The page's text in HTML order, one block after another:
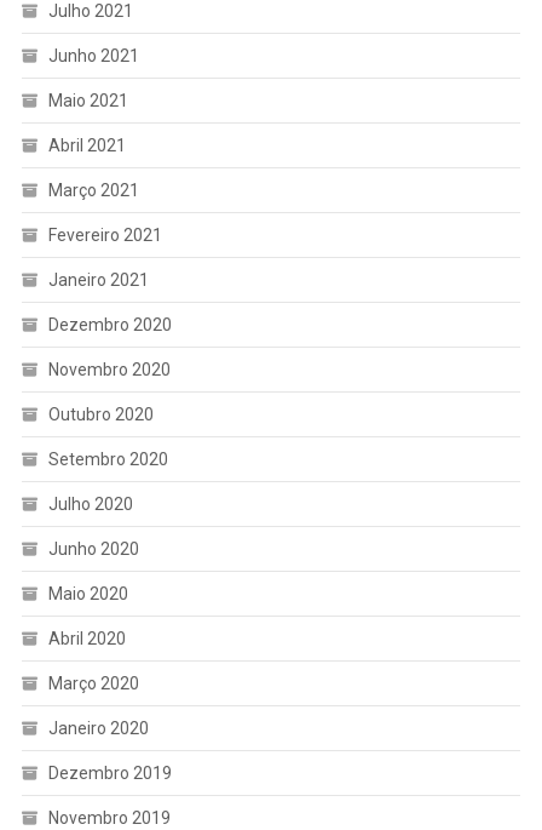
Julho 2021
Junho 2021
Maio 2021
Abril 2021
Março 2021
Fevereiro 2021
Janeiro 2021
Dezembro 2020
Novembro 2020
Outubro 2020
Setembro 2020
Julho 2020
Junho 2020
Maio 2020
Abril 2020
Março 2020
Janeiro 2020
Dezembro 2019
Novembro 2019